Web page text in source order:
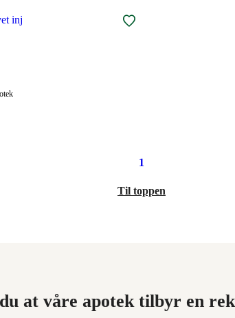
inj
1
Til toppen
at våre apotek tilbyr en